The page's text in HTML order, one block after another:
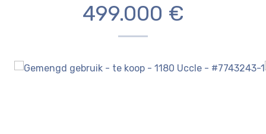
499.000 €